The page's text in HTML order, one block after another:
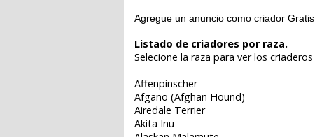
Agregue un anuncio como criador Gratis
Listado de criadores por raza.
Selecione la raza para ver los criaderos
Affenpinscher
Afgano (Afghan Hound)
Airedale Terrier
Akita Inu